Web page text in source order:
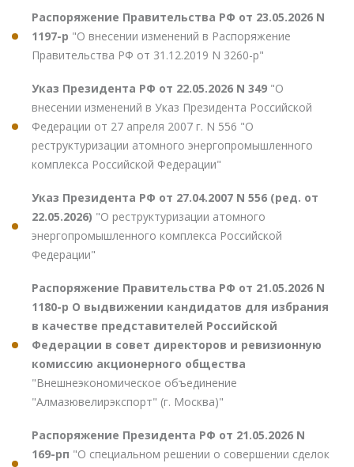
Распоряжение Правительства РФ от 23.05.2026 N
1197-р "О внесении изменений в Распоряжение
Правительства РФ от 31.12.2019 N 3260-р"
Указ Президента РФ от 22.05.2026 N 349 "О
внесении изменений в Указ Президента Российской
Федерации от 27 апреля 2007 г. N 556 "О
реструктуризации атомного энергопромышленного
комплекса Российской Федерации"
Указ Президента РФ от 27.04.2007 N 556 (ред. от
22.05.2026) "О реструктуризации атомного
энергопромышленного комплекса Российской
Федерации"
Распоряжение Правительства РФ от 21.05.2026 N
1180-р О выдвижении кандидатов для избрания
в качестве представителей Российской
Федерации в совет директоров и ревизионную
комиссию акционерного общества
"Внешнеэкономическое объединение
"Алмазювелирэкспорт" (г. Москва)"
Распоряжение Президента РФ от 21.05.2026 N
169-рп "О специальном решении о совершении сделок